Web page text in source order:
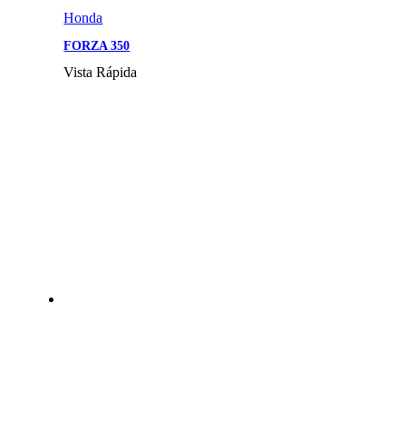
Honda
FORZA 350
Vista Rápida